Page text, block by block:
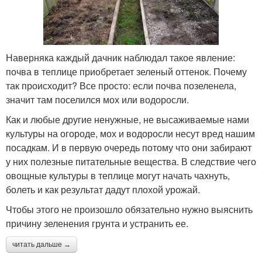
Наверняка каждый дачник наблюдал такое явление:
почва в теплице приобретает зеленый оттенок. Почему
так происходит? Все просто: если почва позеленела,
значит там поселился мох или водоросли.
Как и любые другие ненужные, не высаживаемые нами
культуры на огороде, мох и водоросли несут вред нашим
посадкам. И в первую очередь потому что они забирают
у них полезные питательные вещества. В следствие чего
овощные культуры в теплице могут начать чахнуть,
болеть и как результат дадут плохой урожай.
Чтобы этого не произошло обязательно нужно выяснить
причину зеленения грунта и устранить ее.
читать дальше →